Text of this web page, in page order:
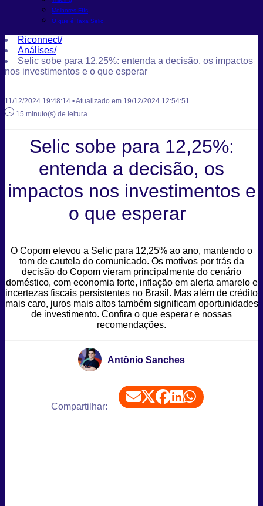
Melhores FIIs
O que é Taxa Selic
Riconnect/
Análises/
Selic sobe para 12,25%: entenda a decisão, os impactos
nos investimentos e o que esperar
11/12/2024 19:48:14 • Atualizado em 19/12/2024 12:54:51
15 minuto(s) de leitura
Selic sobe para 12,25%:
entenda a decisão, os
impactos nos investimentos e
o que esperar
O Copom elevou a Selic para 12,25% ao ano, mantendo o
tom de cautela do comunicado. Os motivos por trás da
decisão do Copom vieram principalmente do cenário
doméstico, com economia forte, inflação em alerta amarelo e
incertezas fiscais persistentes no Brasil. Mas além de crédito
mais caro, juros mais altos também significam oportunidades
de investimento. Confira o que esperar e nossas
recomendações.
Antônio Sanches
Compartilhar: